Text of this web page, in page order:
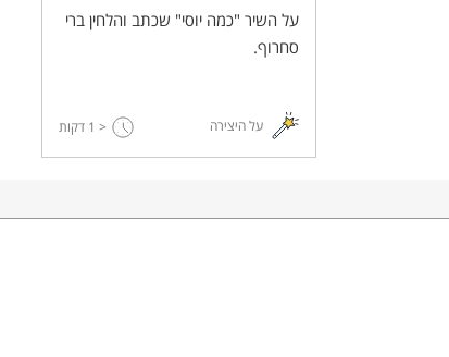
על השיר "כמה יוסי" שכתב והלחין ברי
סחרוף.
על היצירה < 1 דקות